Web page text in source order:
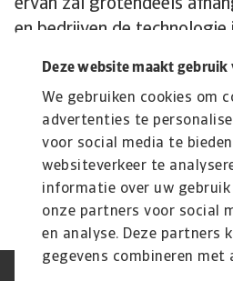
Deze website maakt gebruik
We gebruiken cookies om
advertenties te
voor social media te
websiteverkeer te
informatie over uw
onze partners voor social
en analyse. Deze partners
gegevens combineren met
ervan zal grotendeels
en bedrijven de
strategische keuzes ze
Belofte en
wereldhandel